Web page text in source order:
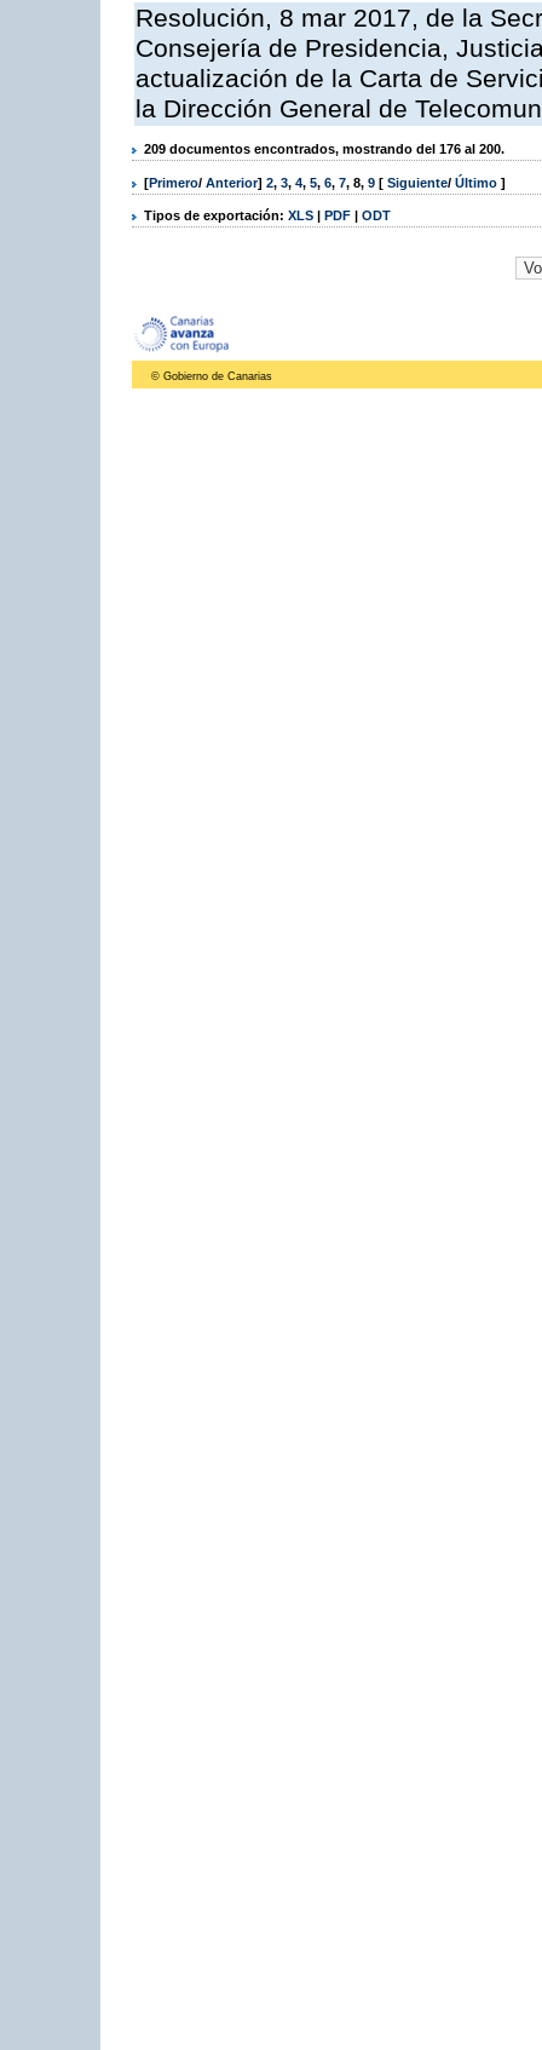
Resolución, 8 mar 2017, de la
Consejería de Presidencia,
actualización de la Carta de
la Dirección General de
209 documentos encontrados, mostrando del 176 al 200.
[Primero/ Anterior] 2, 3, 4, 5, 6, 7, 8, 9 [ Siguiente/ Último ]
Tipos de exportación: XLS | PDF | ODT
© Gobierno de Canarias